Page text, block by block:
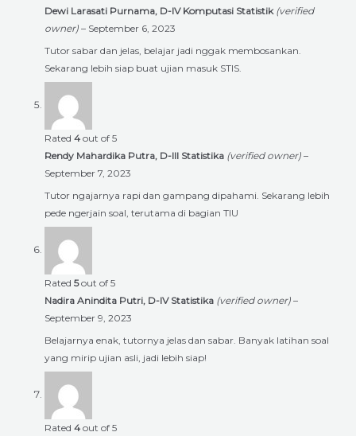
Dewi Larasati Purnama, D-IV Komputasi Statistik (verified
owner) – September 6, 2023
Tutor sabar dan jelas, belajar jadi nggak membosankan.
Sekarang lebih siap buat ujian masuk STIS.
Rated 4 out of 5
Rendy Mahardika Putra, D-III Statistika (verified owner) –
September 7, 2023
Tutor ngajarnya rapi dan gampang dipahami. Sekarang lebih
pede ngerjain soal, terutama di bagian TIU
Rated 5out of 5
Nadira Anindita Putri, D-IV Statistika (verified owner) –
September 9, 2023
Belajarnya enak, tutornya jelas dan sabar. Banyak latihan soal
yang mirip ujian asli, jadi lebih siap!
Rated 4 out of 5